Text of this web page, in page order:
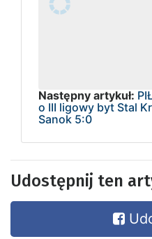
Następny artykuł:
o III ligowy byt Stal
Sanok 5:0
Udostępnij ten